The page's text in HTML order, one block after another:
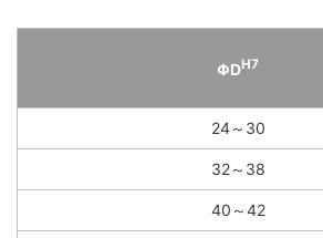
ΦDH7
24～30
32～38
40～42